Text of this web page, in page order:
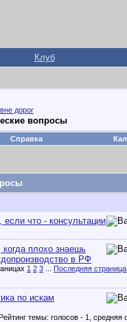
Клуб
дорог
вопросы
Справка
что - консультации
когда плохо знаешь
в РФ
1 2 3 Последняя страница
по искам